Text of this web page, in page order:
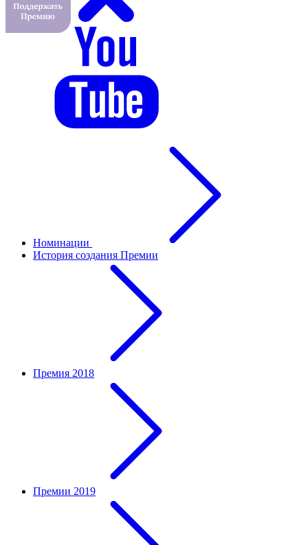
Номинации
История создания Премии
Премия 2018
Премии 2019